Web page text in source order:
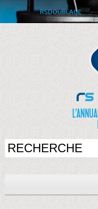
RSDOUBLAGE